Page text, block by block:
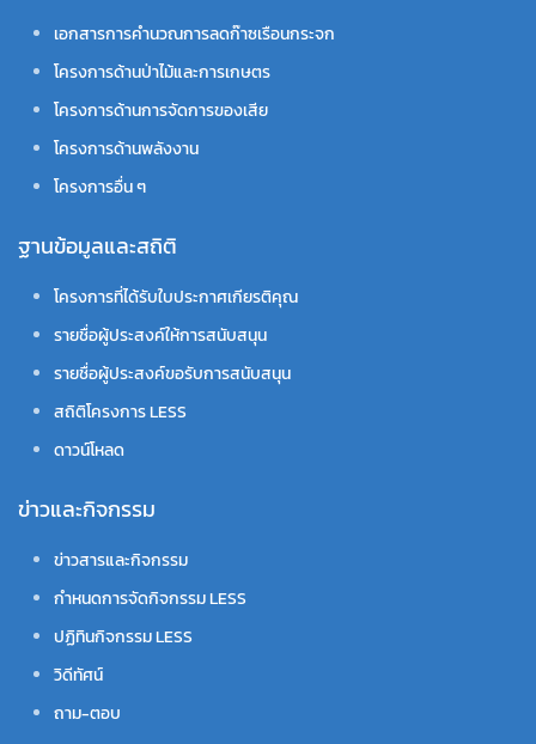
เอกสารการคำนวณการลดก๊าซเรือนกระจก
โครงการด้านป่าไม้และการเกษตร
โครงการด้านการจัดการของเสีย
โครงการด้านพลังงาน
โครงการอื่น ๆ
ฐานข้อมูลและสถิติ
โครงการที่ได้รับใบประกาศเกียรติคุณ
รายชื่อผู้ประสงค์ให้การสนับสนุน
รายชื่อผู้ประสงค์ขอรับการสนับสนุน
สถิติโครงการ LESS
ดาวน์โหลด
ข่าวและกิจกรรม
ข่าวสารและกิจกรรม
กำหนดการจัดกิจกรรม LESS
ปฏิทินกิจกรรม LESS
วิดีทัศน์
ถาม-ตอบ